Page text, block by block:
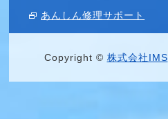
あんしん修理サポート
Copyright © 株式会社IMS